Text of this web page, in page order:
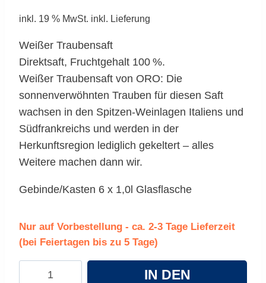
inkl. 19 % MwSt. inkl. Lieferung
Weißer Traubensaft
Direktsaft, Fruchtgehalt 100 %.
Weißer Traubensaft von ORO: Die
sonnenverwöhnten Trauben für diesen Saft
wachsen in den Spitzen-Weinlagen Italiens und
Südfrankreichs und werden in der
Herkunftsregion lediglich gekeltert – alles
Weitere machen dann wir.
Gebinde/Kasten 6 x 1,0l Glasflasche
Nur auf Vorbestellung - ca. 2-3 Tage Lieferzeit
(bei Feiertagen bis zu 5 Tage)
IN DEN